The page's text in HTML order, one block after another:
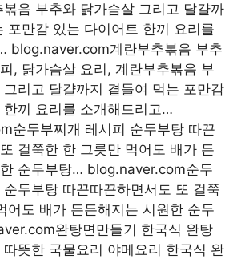
음 부추와 닭가슴살 그리고 달걀까
포만감 있는 다이어트 한끼 요리를
blog.naver.com계란부추볶음 부추
, 닭가슴살 요리, 계란부추볶음 부
리고 달걀까지 곁들여 먹는 포만감
한끼 요리를 소개해드리고…
순두부찌개 레시피 순두부탕 따끈
걸쭉한 한 그릇만 먹어도 배가 든
순두부탕… blog.naver.com순두
두부탕 따끈따끈하면서도 또 걸쭉
어도 배가 든든해지는 시원한 순두
완탕면만들기 한국식 완탕
따뜻한 국물요리 야메요리 한국식 완